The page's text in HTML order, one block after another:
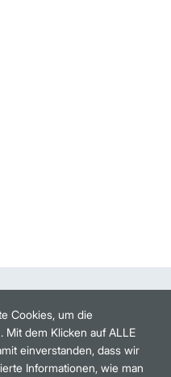
Cookies, um die
Mit dem Klicken auf ALLE
einverstanden, dass wir
Informationen, wie man